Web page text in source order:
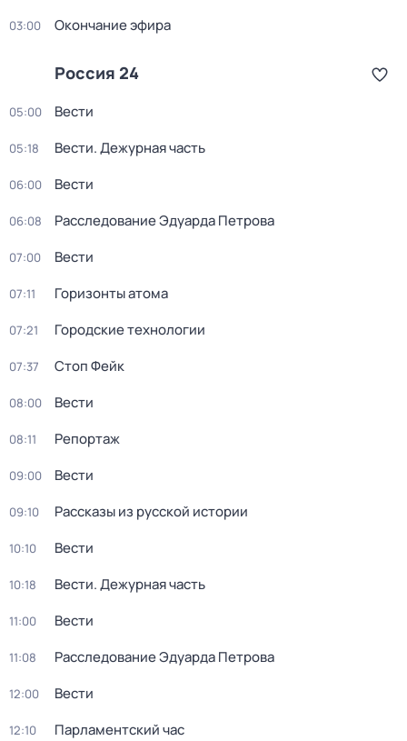
03:00 Окончание эфира
Россия 24
05:00 Вести
05:18 Вести. Дежурная часть
06:00 Вести
06:08 Расследование Эдуарда Петрова
07:00 Вести
07:11 Горизонты атома
07:21 Городские технологии
07:37 Стоп Фейк
08:00 Вести
08:11 Репортаж
09:00 Вести
09:10 Рассказы из русской истории
10:10 Вести
10:18 Вести. Дежурная часть
11:00 Вести
11:08 Расследование Эдуарда Петрова
12:00 Вести
12:10 Парламентский час